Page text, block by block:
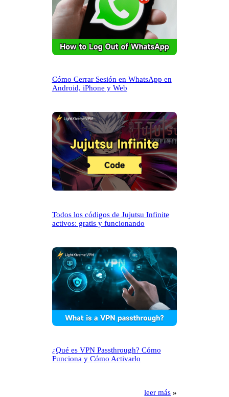
Cómo Cerrar Sesión en WhatsApp en
Android, iPhone y Web
Todos los códigos de Jujutsu Infinite
activos: gratis y funcionando
¿Qué es VPN Passthrough? Cómo
Funciona y Cómo Activarlo
leer más »